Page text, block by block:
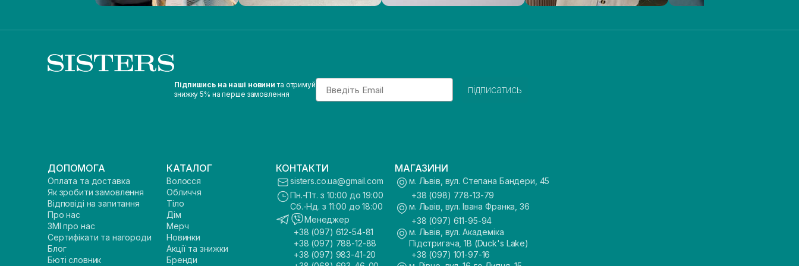
Підпишись на наші новини та отримуй
знижку 5% на перше замовлення
Email
підписатись
ДОПОМОГА
Оплата та доставка
Як зробити замовлення
Відповіді на запитання
Про нас
ЗМІ про нас
Сертифікати та нагороди
Блог
Бюті словник
КАТАЛОГ
Волосся
Обличчя
Тіло
Дім
Мерч
Новинки
Акції та знижки
Бренди
КОНТАКТИ
sisters.co.ua@gmail.com
Пн.-Пт. з 10:00 до 19:00
Сб.-Нд. з 11:00 до 18:00
Менеджер
+38 (097) 612-54-81
+38 (097) 788-12-88
+38 (097) 983-41-20
МАГАЗИНИ
м. Львів, вул. Степана Бандери, 45
+38 (098) 778-13-79
м. Львів, вул. Івана Франка, 36
+38 (097) 611-95-94
м. Львів, вул. Академіка
Підстригача, 1В (Duck's Lake)
+38 (097) 101-97-16